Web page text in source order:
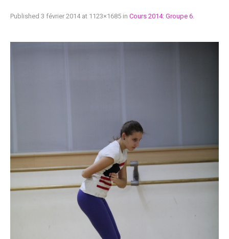
Published 3 février 2014at 1123×1685 in Cours 2014: Groupe 6.